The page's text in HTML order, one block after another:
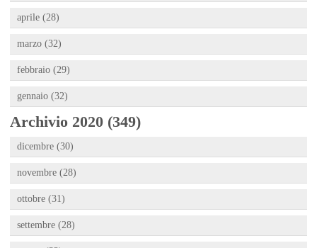
aprile (28)
marzo (32)
febbraio (29)
gennaio (32)
Archivio 2020 (349)
dicembre (30)
novembre (28)
ottobre (31)
settembre (28)